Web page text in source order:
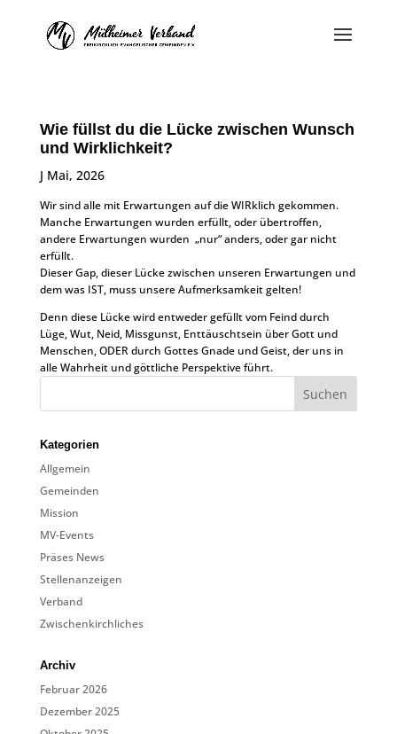
Wie füllst du die Lücke zwischen Wunsch
und Wirklichkeit?
J Mai, 2026
Wir sind alle mit Erwartungen auf die WIRklich gekommen.
Manche Erwartungen wurden erfüllt, oder übertroffen,
andere Erwartungen wurden „nur“ anders, oder gar nicht
erfüllt.
Dieser Gap, dieser Lücke zwischen unseren Erwartungen und
dem was IST, muss unsere Aufmerksamkeit gelten!
Denn diese Lücke wird entweder gefüllt vom Feind durch
Lüge, Wut, Neid, Missgunst, Enttäuschtsein über Gott und
Menschen, ODER durch Gottes Gnade und Geist, der uns in
alle Wahrheit und göttliche Perspektive führt.
Kategorien
Allgemein
Gemeinden
Mission
MV-Events
Präses News
Stellenanzeigen
Verband
Zwischenkirchliches
Archiv
Februar 2026
Dezember 2025